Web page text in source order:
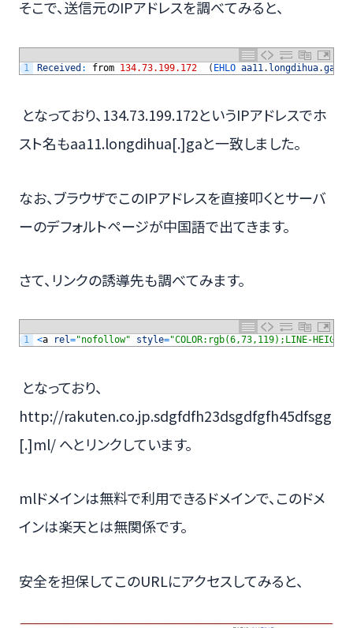
そこで、送信元のIPアドレスを調べてみると、
1 Received : from 134.73.199.172 ( EHLO aa11 . longdihua.ga
となっており、134.73.199.172というIPアドレスでホ
スト名もaa11.longdihua[.]gaと一致しました。
なお、ブラウザでこのIPアドレスを直接叩くとサーバ
ーのデフォルトページが中国語で出てきます。
さて、リンクの誘導先も調べてみます。
1 <a rel="nofollow" style="COLOR:rgb(6,73,119);LINE-
となっており、
http://rakuten.co.jp.sdgfdfh23dsgdfgfh45dfsgg
[.]ml/ へとリンクしています。
mlドメインは無料で利用できるドメインで、このドメ
インは楽天とは無関係です。
安全を担保してこのURLにアクセスしてみると、